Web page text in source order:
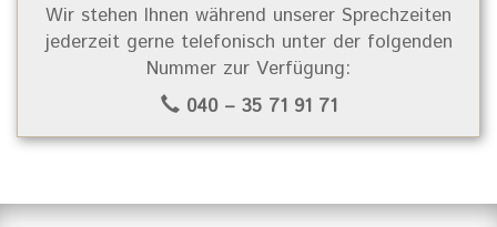
Wir stehen Ihnen während unserer Sprechzeiten
jederzeit gerne telefonisch unter der folgenden
Nummer zur Verfügung:
040 – 35 71 91 71